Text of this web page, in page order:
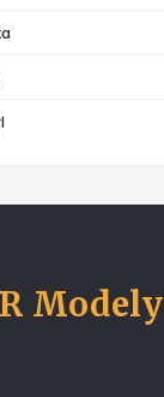
Modely